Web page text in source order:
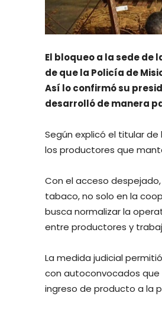
El bloqueo a la sede
de que la Policía de
Así lo confirmó su
desarrolló de manera
Según explicó el titular
los productores que
Con el acceso
tabaco, no solo en la
busca normalizar la
entre productores y
La medida judicial
con autoconvocados
ingreso de producto a la